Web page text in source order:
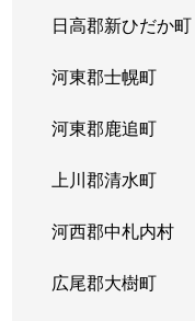
日高郡新ひだか町
河東郡士幌町
河東郡鹿追町
上川郡清水町
河西郡中札内村
広尾郡大樹町